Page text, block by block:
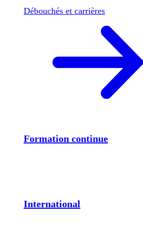
Débouchés et carrières
Formation continue
International